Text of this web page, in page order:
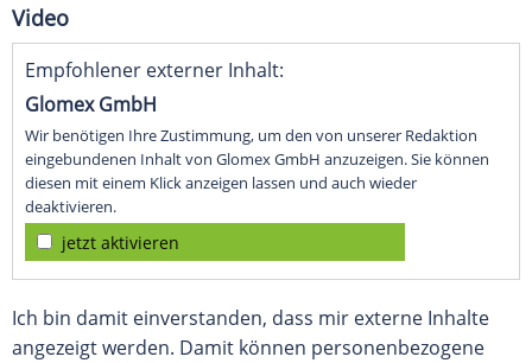
Video
Empfohlener externer Inhalt:
Glomex GmbH
Wir benötigen Ihre Zustimmung, um den von unserer Redaktion
eingebundenen Inhalt von Glomex GmbH anzuzeigen. Sie können
diesen mit einem Klick anzeigen lassen und auch wieder
deaktivieren.
jetzt aktivieren
Ich bin damit einverstanden, dass mir externe Inhalte
angezeigt werden. Damit können personenbezogene